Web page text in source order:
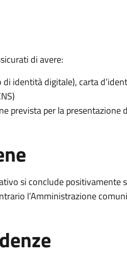
di avere:
di identità digitale), carta
prevista per la presentazione
si conclude positivamente
l’Amministrazione